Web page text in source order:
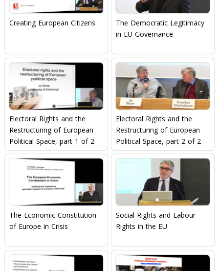
Creating European Citizens
The Democratic Legitimacy
in EU Governance
Electoral Rights and the
Restructuring of European
Political Space, part 1 of 2
Electoral Rights and the
Restructuring of European
Political Space, part 2 of 2
The Economic Constitution
of Europe in Crisis
Social Rights and Labour
Rights in the EU